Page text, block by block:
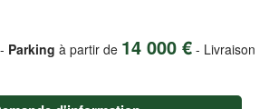
Parking à partir de 14 000 € - Livraison